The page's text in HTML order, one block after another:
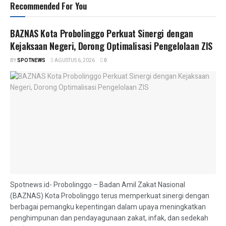
Recommended For You
BAZNAS Kota Probolinggo Perkuat Sinergi dengan
Kejaksaan Negeri, Dorong Optimalisasi Pengelolaan ZIS
BYSPOTNEWS AGUSTUS 6, 2026 0
Spotnews.id- Probolinggo – Badan Amil Zakat Nasional
(BAZNAS) Kota Probolinggo terus memperkuat sinergi dengan
berbagai pemangku kepentingan dalam upaya meningkatkan
penghimpunan dan pendayagunaan zakat, infak, dan sedekah